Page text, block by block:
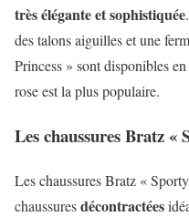
très élégante et sophistiquée
des talons aiguilles et une
Princess » sont disponibles
rose est la plus populaire.
Les chaussures Bratz «
Les chaussures Bratz «
chaussuresdécontractées